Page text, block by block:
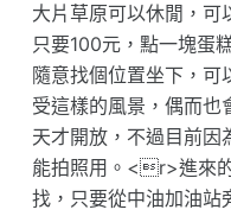
大片草原可以休閒，
只要100元，點一塊蛋
隨意找個位置坐下，
受這樣的風景，偶而也
天才開放，不過目前因
能拍照用。<r>進來
找，只要從中油加油